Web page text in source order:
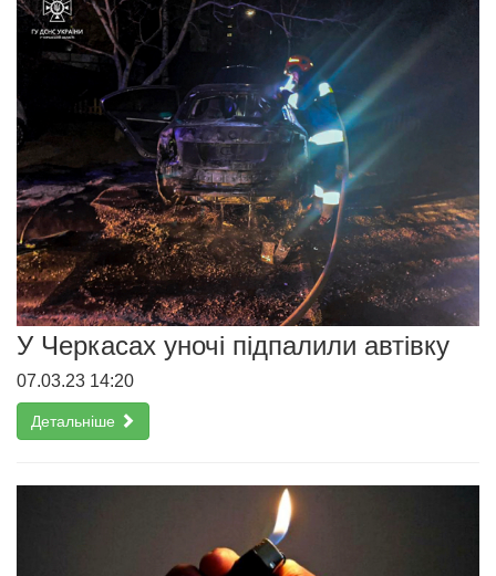
У Черкасах уночі підпалили автівку
07.03.23 14:20
Детальніше